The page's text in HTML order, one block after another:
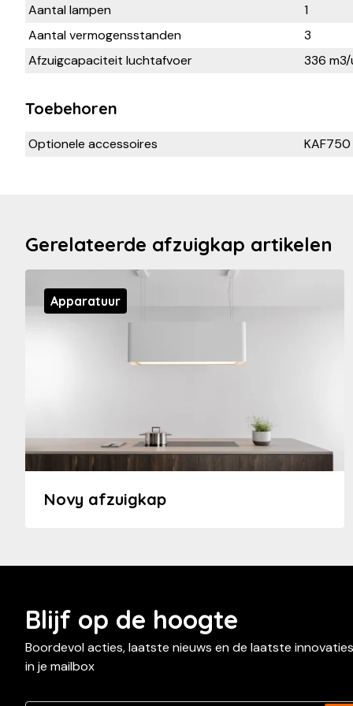
Aantal lampen
1
Aantal vermogensstanden
3
Afzuigcapaciteit luchtafvoer
336
Toebehoren
Optionele accessoires KAF750
Gerelateerde afzuigkap artikelen
Novy afzuigkap
Apparatuur
Blijf op de hoogte
Boordevol acties, laatste nieuws en de laatste innovaties
in je mailbox